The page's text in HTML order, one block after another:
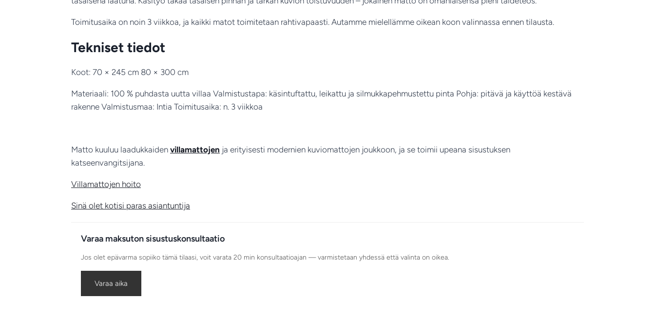
Toimitusaika on noin 3 viikkoa, ja kaikki matot toimitetaan rahtivapaasti. Autamme mielellämme oikean koon valinnassa ennen tilausta.
Tekniset tiedot
Koot: 70 × 245 cm 80 × 300 cm
Materiaali: 100 % puhdasta uutta villaa Valmistustapa: käsintuftattu, leikattu ja silmukkapehmustettu pinta Pohja: pitävä ja käyttöä kestävä
rakenne Valmistusmaa: Intia Toimitusaika: n. 3 viikkoa
Matto kuuluu laadukkaiden villamattojen ja erityisesti modernien kuviomattojen joukkoon, ja se toimii upeana sisustuksen
katseenvangitsijana.
Villamattojen hoito
Sinä olet kotisi paras asiantuntija
Varaa maksuton sisustuskonsultaatio
Jos olet epävarma sopiiko tämä tilaasi, voit varata 20 min konsultaatioajan — varmistetaan yhdessä että valinta on oikea.
Varaa aika